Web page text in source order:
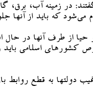
در زمینه آب، برق،
می‌شود که باید از آنها
حیا از طرف آنها در
کشورهای اسلامی باید
دولتها به قطع روابط